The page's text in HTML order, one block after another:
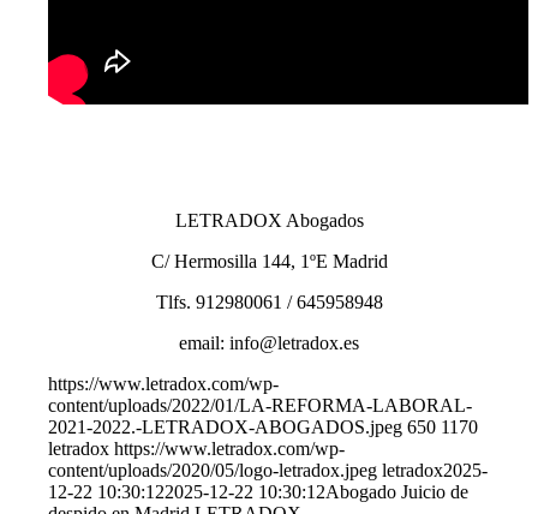
LETRADOX Abogados
C/ Hermosilla 144, 1ºE Madrid
Tlfs. 912980061 / 645958948
email: info@letradox.es
https://www.letradox.com/wp-
content/uploads/2022/01/LA-REFORMA-LABORAL-
2021-2022.-LETRADOX-ABOGADOS.jpeg 650 1170
letradox https://www.letradox.com/wp-
content/uploads/2020/05/logo-letradox.jpeg letradox2025-
12-22 10:30:122025-12-22 10:30:12Abogado Juicio de